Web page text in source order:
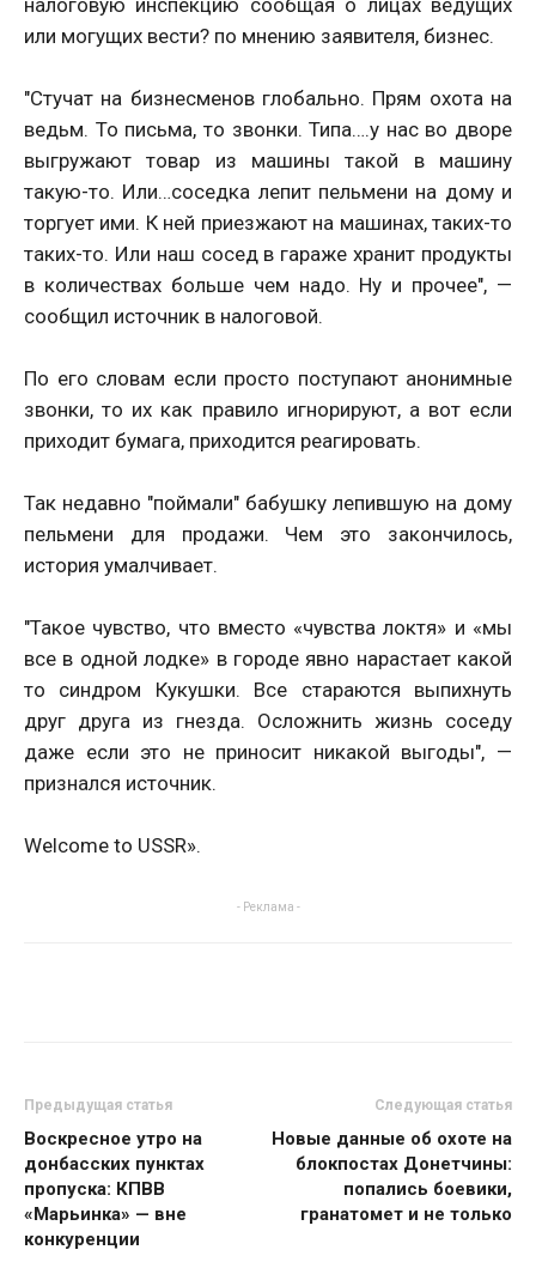
налоговую инспекцию сообщая о лицах ведущих
или могущих вести? по мнению заявителя, бизнес.
"Стучат на бизнесменов глобально. Прям охота на
ведьм. То письма, то звонки. Типа….у нас во дворе
выгружают товар из машины такой в машину
такую-то. Или…соседка лепит пельмени на дому и
торгует ими. К ней приезжают на машинах, таких-то
таких-то. Или наш сосед в гараже хранит продукты
в количествах больше чем надо. Ну и прочее", —
сообщил источник в налоговой.
По его словам если просто поступают анонимные
звонки, то их как правило игнорируют, а вот если
приходит бумага, приходится реагировать.
Так недавно "поймали" бабушку лепившую на дому
пельмени для продажи. Чем это закончилось,
история умалчивает.
"Такое чувство, что вместо «чувства локтя» и «мы
все в одной лодке» в городе явно нарастает какой
то синдром Кукушки. Все стараются выпихнуть
друг друга из гнезда. Осложнить жизнь соседу
даже если это не приносит никакой выгоды", —
признался источник.
Welcome to USSR».
- Реклама -
Предыдущая статья
Воскресное утро на
донбасских пунктах
пропуска: КПВВ
«Марьинка» — вне
конкуренции
Следующая статья
Новые данные об охоте на
блокпостах Донетчины:
попались боевики,
гранатомет и не только